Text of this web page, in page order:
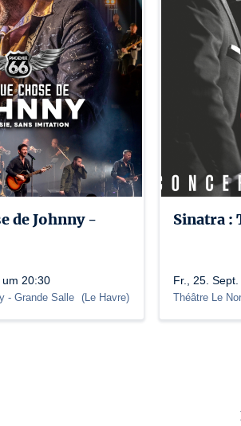
de Johnny -
um 20:30
- Grande Salle (Le Havre)
Sinatra :
Fr., 25.
Théâtre Le